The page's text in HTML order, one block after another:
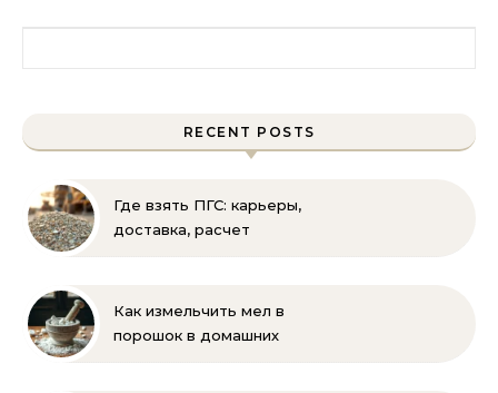
RECENT POSTS
Где взять ПГС: карьеры,
доставка, расчет
Как измельчить мел в
порошок в домашних